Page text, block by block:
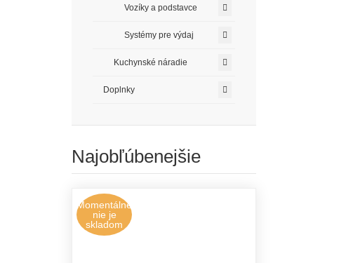
Vozíky a podstavce
Systémy pre výdaj
Kuchynské náradie
Doplnky
Najobľúbenejšie
Momentálne
nie je
skladom